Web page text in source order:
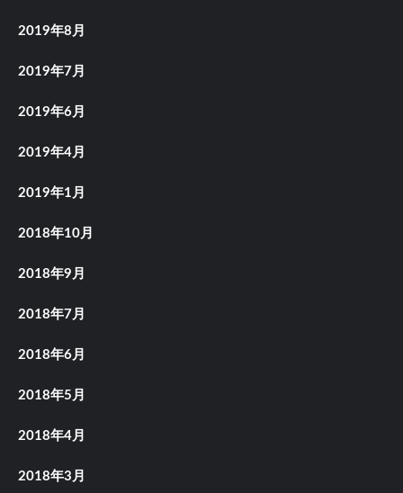
2019年8月
2019年7月
2019年6月
2019年4月
2019年1月
2018年10月
2018年9月
2018年7月
2018年6月
2018年5月
2018年4月
2018年3月